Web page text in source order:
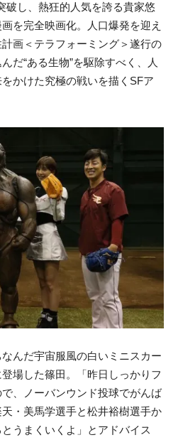
破し、熱狂的人気を誇る貴家悠
を完全映画化。人口爆発を迎え
画＜テラフォーミング＞遂行の
だ“ある生物”を駆除すべく、人
かけた究極の戦いを描くSFア
なんだ宇宙服風の白いミニスカー
場した篠田。「昨日しっかりフ
、ノーバンウンド投球でがんば
・美馬学選手と松井裕樹選手か
うまくいくよ」とアドバイス